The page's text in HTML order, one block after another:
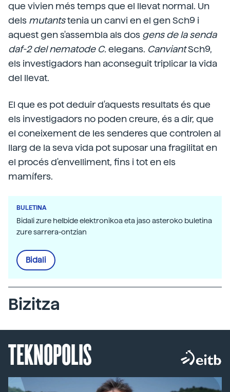
que vivien més temps que el llevat normal. Un
dels mutantstenia un canvi en el gen Sch9 i
aquest gen s'assembla als dos gensde la senda
daf-2 del nematode C.elegans. CanviantSch9,
els investigadors han aconseguit triplicar la vida
del llevat.
El que es pot deduir d'aquests resultats és que
els investigadors no poden creure, és a dir, que
el coneixement de les senderes que controlen al
llarg de la seva vida pot suposar una fragilitat en
el procés d'envelliment, fins i tot en els
mamífers.
BULETINA
Bidali zure helbide elektronikoa eta jaso asteroko buletina
zure sarrera-ontzian
Bidali
Bizitza
TEKNOPOLIS